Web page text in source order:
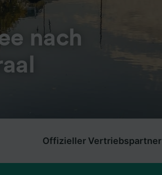
nach
Offizieller Vertriebspartner